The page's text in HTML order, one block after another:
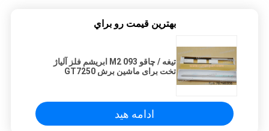
بهترين قيمت رو براي
تیغه / چاقو 093 M2 ابریشم فلز آلیاژ
تخت برای ماشین برش GT7250
ادامه هید